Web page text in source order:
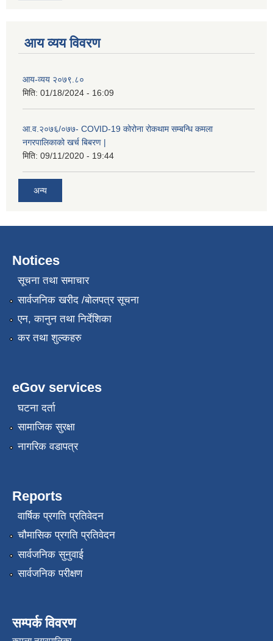
आय व्यय विवरण
आय-व्यय २०७९.८०
मिति: 01/18/2024 - 16:09
आ.व.२०७६/०७७- COVID-19 कोरोना रोकथाम सम्बन्धि कमला
नगरपालिकाको खर्च बिबरण |
मिति: 09/11/2020 - 19:44
अन्य
Notices
सूचना तथा समाचार
सार्वजनिक खरीद /बोलपत्र सूचना
एन, कानुन तथा निर्देशिका
कर तथा शुल्कहरु
eGov services
घटना दर्ता
सामाजिक सुरक्षा
नागरिक वडापत्र
Reports
वार्षिक प्रगति प्रतिवेदन
चौमासिक प्रगति प्रतिवेदन
सार्वजनिक सुनुवाई
सार्वजनिक परीक्षण
सम्पर्क विवरण